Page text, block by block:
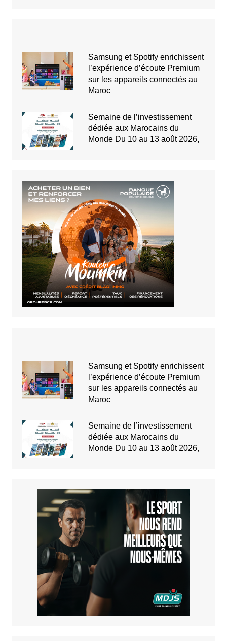
Samsung et Spotify enrichissent
l’expérience d’écoute Premium
sur les appareils connectés au
Maroc
Semaine de l’investissement
dédiée aux Marocains du
Monde Du 10 au 13 août 2026,
Samsung et Spotify enrichissent
l’expérience d’écoute Premium
sur les appareils connectés au
Maroc
Semaine de l’investissement
dédiée aux Marocains du
Monde Du 10 au 13 août 2026,